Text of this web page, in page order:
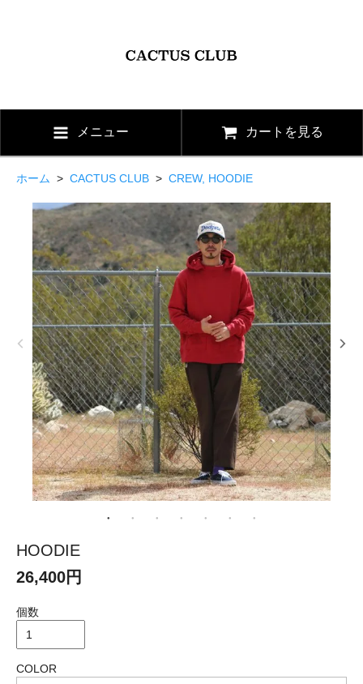
メニュー カートを見る
ホーム > CACTUS CLUB > CREW, HOODIE
HOODIE
26,400円
個数
COLOR